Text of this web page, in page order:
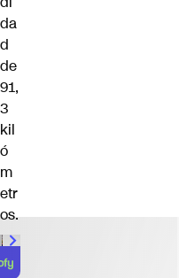
da
d
de
91,
3
kil
ó
m
etr
os.